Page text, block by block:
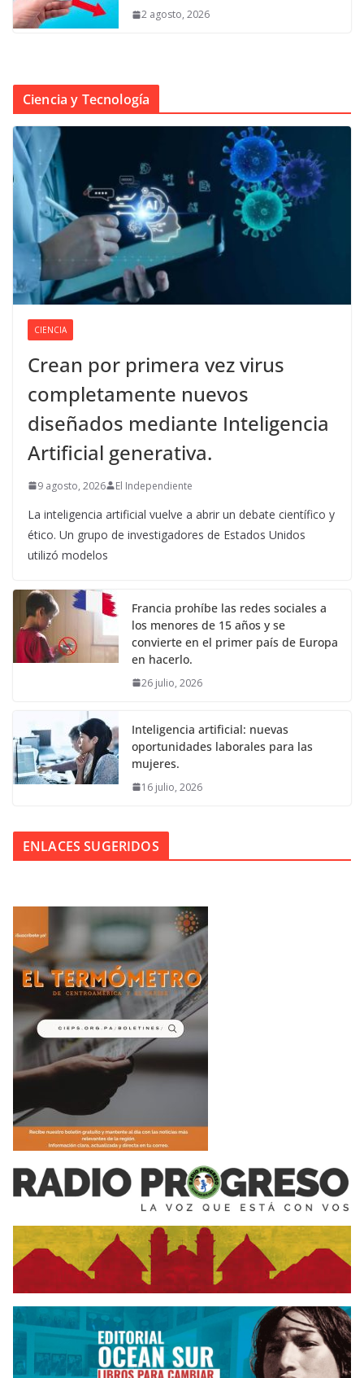
2 agosto, 2026
Ciencia y Tecnología
CIENCIA
Crean por primera vez virus
completamente nuevos
diseñados mediante Inteligencia
Artificial generativa.
9 agosto, 2026 El Independiente
La inteligencia artificial vuelve a abrir un debate científico y
ético. Un grupo de investigadores de Estados Unidos
utilizó modelos
Francia prohíbe las redes sociales a
los menores de 15 años y se
convierte en el primer país de Europa
en hacerlo.
26 julio, 2026
Inteligencia artificial: nuevas
oportunidades laborales para las
mujeres.
16 julio, 2026
ENLACES SUGERIDOS